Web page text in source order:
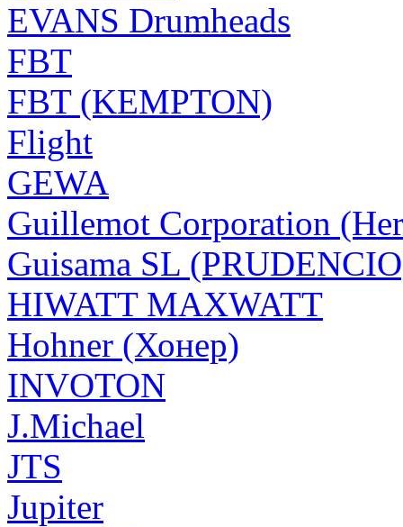
EVANS Drumheads
FBT
FBT (KEMPTON)
Flight
GEWA
Guillemot Corporation
Guisama SL
HIWATT MAXWATT
Hohner (Хонер)
INVOTON
J.Michael
JTS
Jupiter